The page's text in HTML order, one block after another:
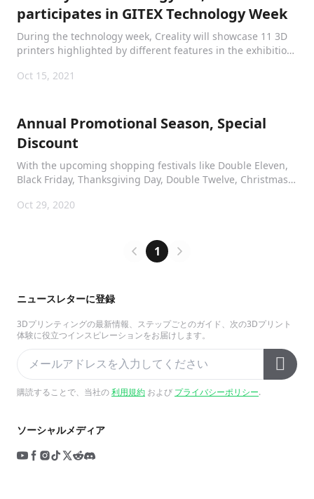
ニュースレターに登録
3Dプリンティングの最新情報、ステップごとのガイド、次の3Dプリント
体験に役立つインスピレーションをお届けします。
購読することで、当社の利用規約 および プライバシーポリシー.
ソーシャルメディア
participates in GITEX Technology Week
During the technology week, Creality will showcase 11 3D
printers highlighted by different features in the exhibition
customers. This will be the first showcase time for Creality
Oct 15, 2021
Annual Promotional Season, Special
Discount
With the upcoming shopping festivals like Double Eleven,
Black Friday, Thanksgiving Day, Double Twelve, Christmas,
shocking discounts to reward their customers for long-
Oct 29, 2020
1